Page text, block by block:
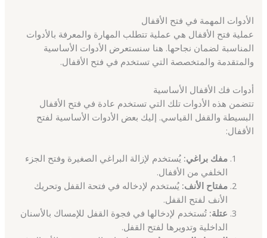
الأدوات المهمة في فتح الأقفال
عملية فتح الأقفال هي عملية تتطلب المهارة والمعرفة بالأدوات
المناسبة لضمان نجاحها. هنا سنستعرض الأدوات الأساسية
والمتقدمة والمتخصصة التي تستخدم في فتح الأقفال.
أدوات فك الأقفال الأساسية
تتضمن هذه الأدوات تلك التي تستخدم عادة في فتح الأقفال
البسيطة والقفل القياسي. إليك بعض الأدوات الأساسية لفتح
الأقفال:
مفك براغي: يُستخدم لإزالة البراغي الصغيرة وفتح الجزء
الخلفي من الأقفال.
مفتاح الأنف: يُستخدم لإدخاله في فتحة القفل وتحريك
الأنف لفتح القفل.
عتلة: تُستخدم لإدخالها في فجوة القفل للإمساك بالأسنان
الداخلية وتدويرها لفتح القفل.